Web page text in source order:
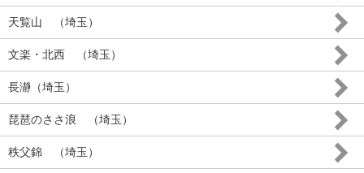
天覧山 （埼玉）
文楽・北西 （埼玉）
長瀞（埼玉）
琵琶のささ浪 （埼玉）
秩父錦 （埼玉）